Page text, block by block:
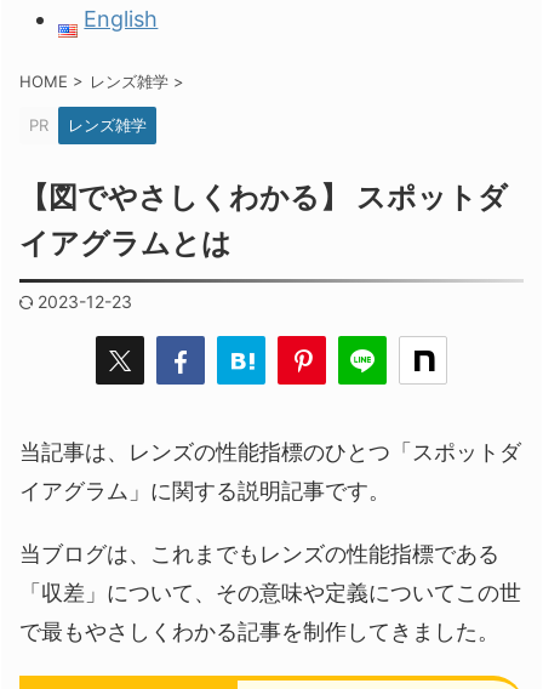
English
HOME > レンズ雑学 >
PR レンズ雑学
【図でやさしくわかる】 スポットダ
イアグラムとは
2023-12-23
当記事は、レンズの性能指標のひとつ「スポットダ
イアグラム」に関する説明記事です。
当ブログは、これまでもレンズの性能指標である
「収差」について、その意味や定義についてこの世
で最もやさしくわかる記事を制作してきました。